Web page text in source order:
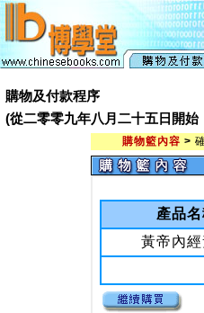
購物及付款程序
(從二零零九年八月二十五日開
購物籃內容 >
產品
黃帝內經